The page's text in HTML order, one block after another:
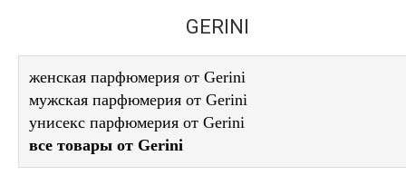
ДЕКОРАТИВНАЯ КОСМЕТИКА
GERINI
женская парфюмерия от Gerini
мужская парфюмерия от Gerini
унисекс парфюмерия от Gerini
все товары от Gerini